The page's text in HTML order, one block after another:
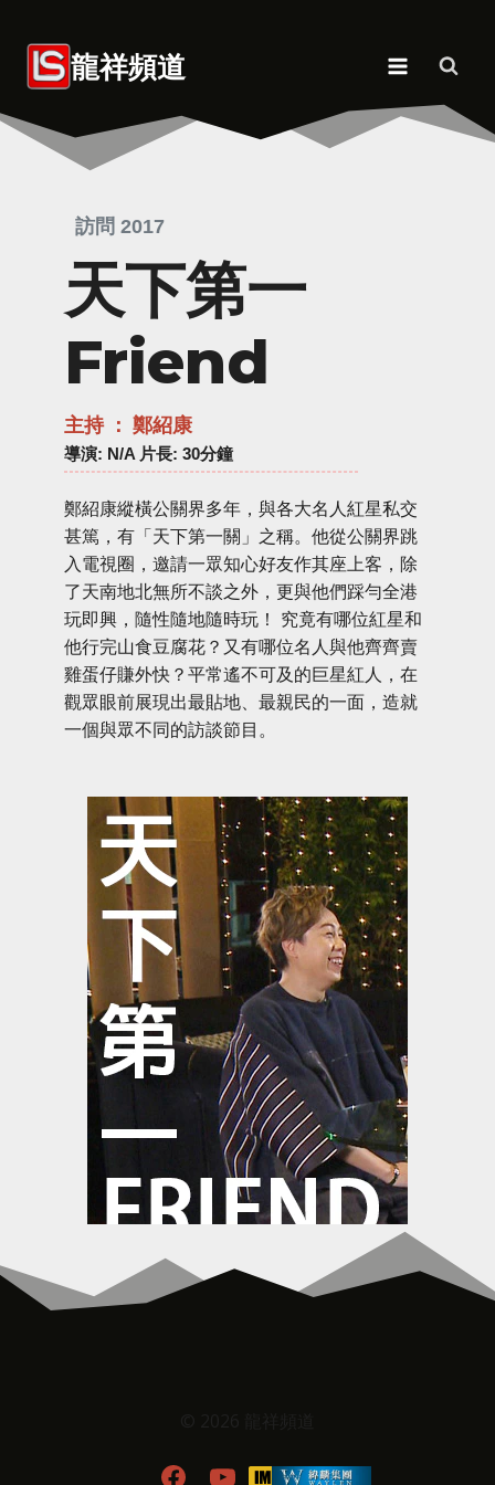
content 龍祥頻道
訪問 2017
天下第一
Friend
主持 ： 鄭紹康
導演: N/A 片長: 30分鐘
鄭紹康縱橫公關界多年，與各大名人紅星私交
甚篤，有「天下第一關」之稱。他從公關界跳
入電視圈，邀請一眾知心好友作其座上客，除
了天南地北無所不談之外，更與他們踩勻全港
玩即興，隨性隨地隨時玩！ 究竟有哪位紅星和
他行完山食豆腐花？又有哪位名人與他齊齊賣
雞蛋仔賺外快？平常遙不可及的巨星紅人，在
觀眾眼前展現出最貼地、最親民的一面，造就
一個與眾不同的訪談節目。